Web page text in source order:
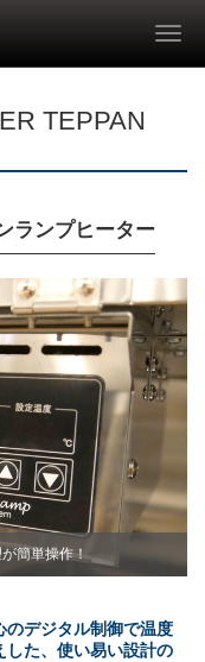
TEPPAN
ランプヒーター
簡単操作！
のデジタル制御で温度
した、使い易い設計の